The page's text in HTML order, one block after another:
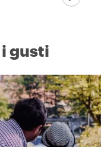
gusti